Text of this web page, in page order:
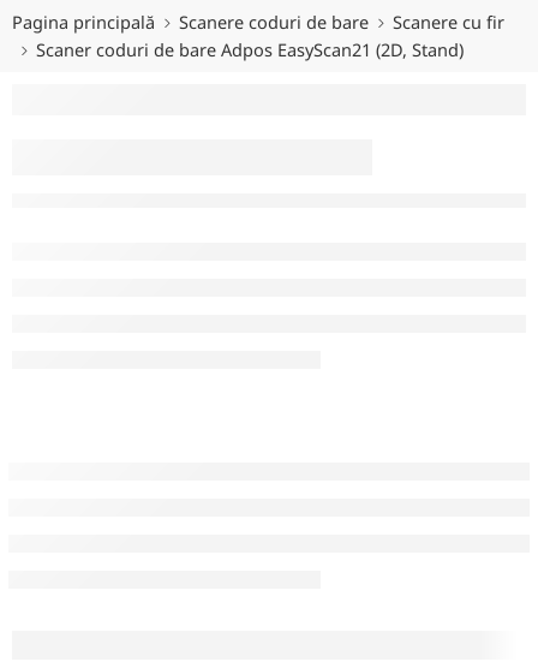
Pagina principală Scanere coduri de bare
Scanere cu fir
Scaner coduri de bare Adpos EasyScan21 (2D, Stand)